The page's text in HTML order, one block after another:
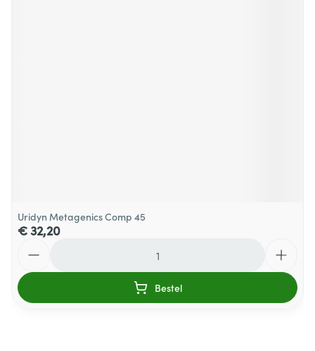
Uridyn Metagenics Comp 45
€ 32,20
Bestel